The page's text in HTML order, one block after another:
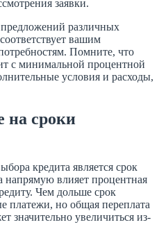
заявки.
различных
вашим
Помните, что
с минимальной процентной
условия и расходы,
на сроки
кредита является срок
напрямую влияет процентная
Чем дольше срок
платежи, но общая переплата
значительно увеличиться из-